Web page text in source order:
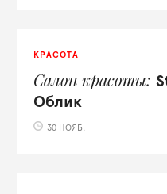
КРАСОТА
Салон красоты
Облик
30 НОЯБ.